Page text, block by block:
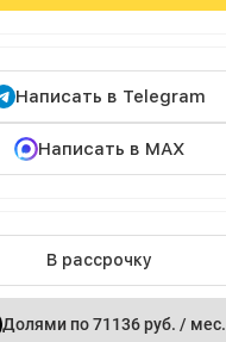
Написать в Telegram
Написать в MAX
В рассрочку
Долями по 71136 руб. / мес.